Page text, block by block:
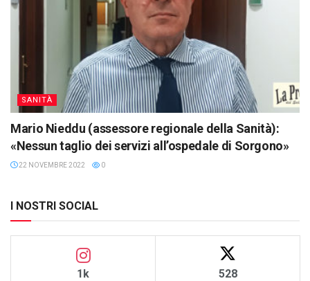
SANITÀ
Mario Nieddu (assessore regionale della Sanità):
«Nessun taglio dei servizi all’ospedale di Sorgono»
22 NOVEMBRE 2022 0
I NOSTRI SOCIAL
1k 528